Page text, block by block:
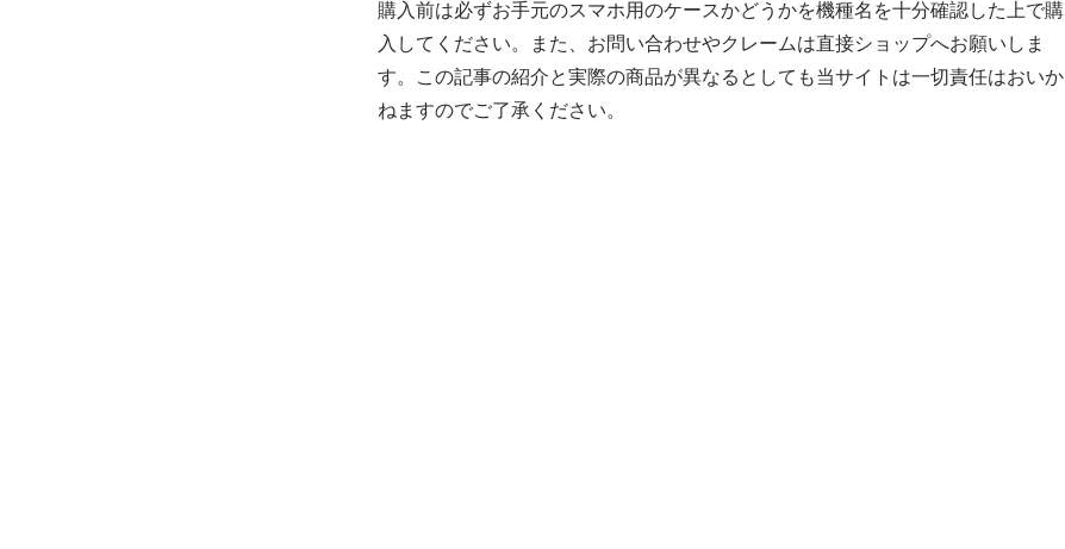
購入前は必ずお手元のスマホ用のケースかどうかを機種名を十分確認した上で購
入してください。また、お問い合わせやクレームは直接ショップへお願いしま
す。この記事の紹介と実際の商品が異なるとしても当サイトは一切責任はおいか
ねますのでご了承ください。